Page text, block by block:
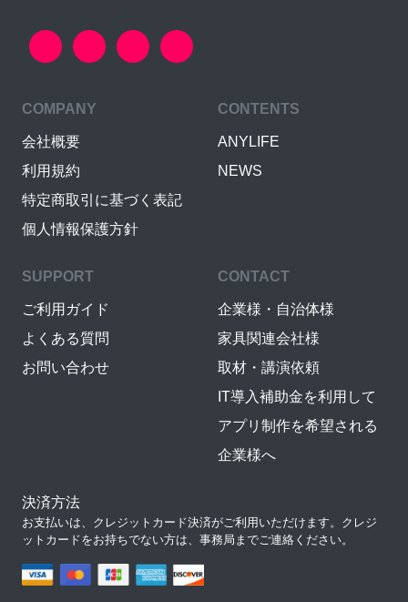
COMPANY
会社概要
利用規約
特定商取引に基づく表記
個人情報保護方針
CONTENTS
ANYLIFE
NEWS
SUPPORT
ご利用ガイド
よくある質問
お問い合わせ
CONTACT
企業様・自治体様
家具関連会社様
取材・講演依頼
IT導入補助金を利用して
アプリ制作を希望される
企業様へ
決済方法
お支払いは、クレジットカード決済がご利用いただけます。クレジ
ットカードをお持ちでない方は、事務局までご連絡ください。